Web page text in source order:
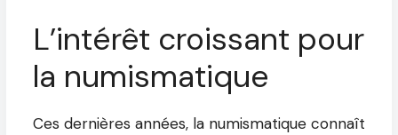
L’intérêt croissant pour
la numismatique
Ces dernières années, la numismatique connaît